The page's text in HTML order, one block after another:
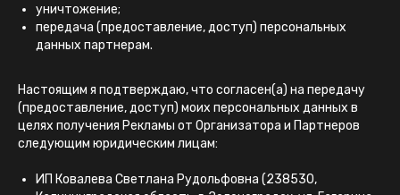
уничтожение;
передача (предоставление, доступ) персональных
данных партнерам.
Настоящим я подтверждаю, что согласен(а) на передачу
(предоставление, доступ) моих персональных данных в
целях получения Рекламы от Организатора и Партнеров
следующим юридическим лицам:
ИП Ковалева Светлана Рудольфовна (238530,